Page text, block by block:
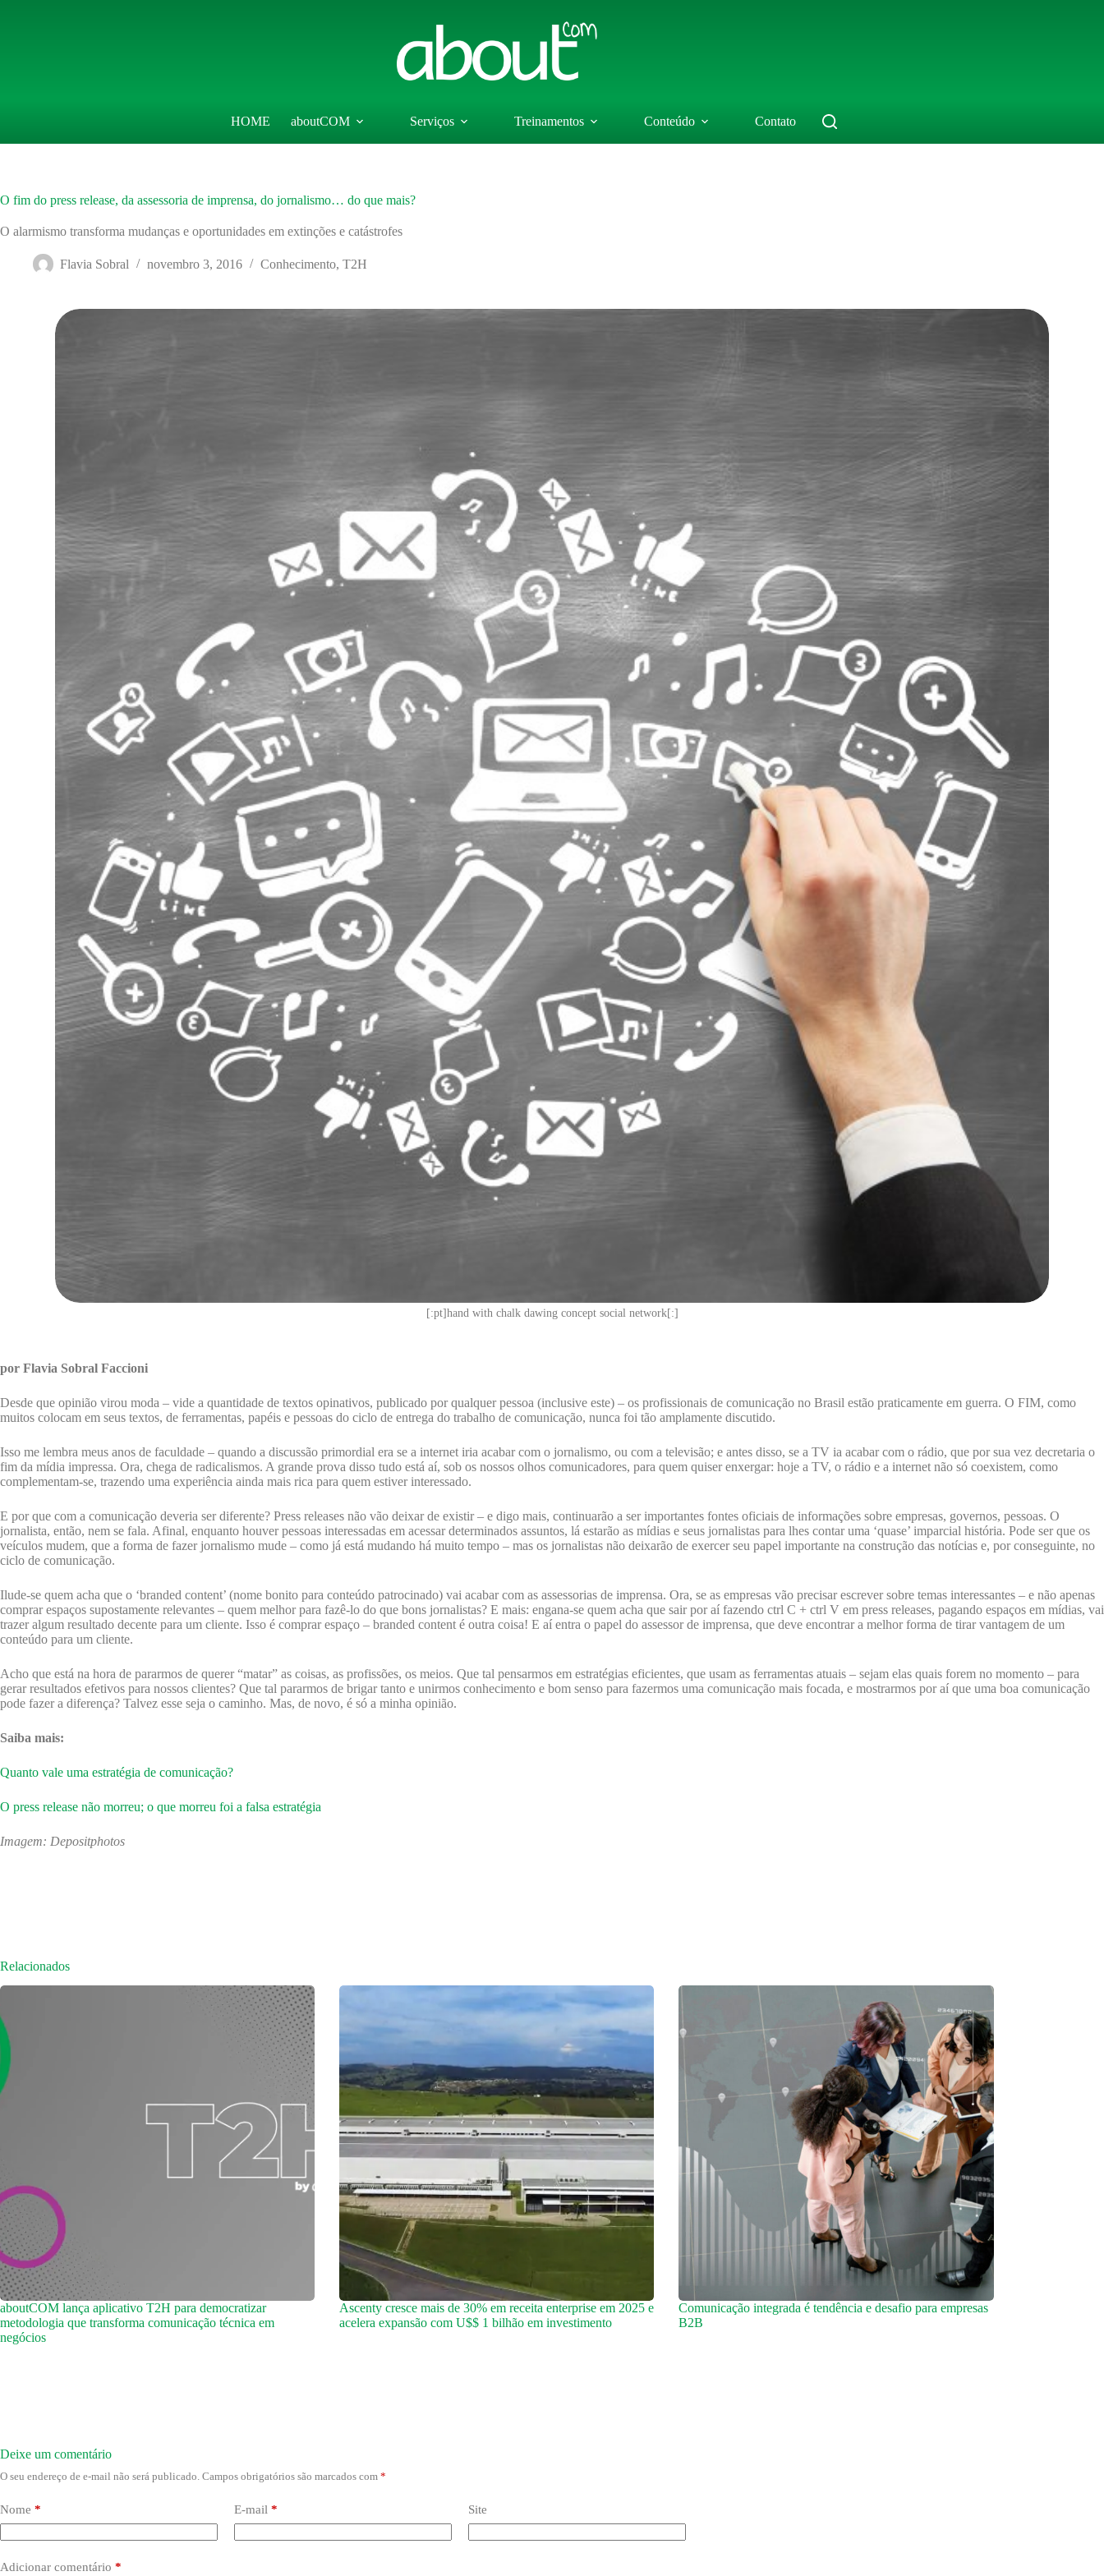
HOME aboutCOM Serviços Treinamentos Conteúdo Contato
O fim do press release, da assessoria de imprensa, do jornalismo… do que mais?
O alarmismo transforma mudanças e oportunidades em extinções e catástrofes
Flavia Sobral novembro 3, 2016 Conhecimento, T2H
[:pt]hand with chalk dawing concept social network[:]
por Flavia Sobral Faccioni
Desde que opinião virou moda – vide a quantidade de textos opinativos, publicado por qualquer pessoa (inclusive este) – os profissionais de comunicação no Brasil estão praticamente em guerra. O FIM, como
muitos colocam em seus textos, de ferramentas, papéis e pessoas do ciclo de entrega do trabalho de comunicação, nunca foi tão amplamente discutido.
Isso me lembra meus anos de faculdade – quando a discussão primordial era se a internet iria acabar com o jornalismo, ou com a televisão; e antes disso, se a TV ia acabar com o rádio, que por sua vez decretaria o
fim da mídia impressa. Ora, chega de radicalismos. A grande prova disso tudo está aí, sob os nossos olhos comunicadores, para quem quiser enxergar: hoje a TV, o rádio e a internet não só coexistem, como
complementam-se, trazendo uma experiência ainda mais rica para quem estiver interessado.
E por que com a comunicação deveria ser diferente? Press releases não vão deixar de existir – e digo mais, continuarão a ser importantes fontes oficiais de informações sobre empresas, governos, pessoas. O
jornalista, então, nem se fala. Afinal, enquanto houver pessoas interessadas em acessar determinados assuntos, lá estarão as mídias e seus jornalistas para lhes contar uma ‘quase’ imparcial história. Pode ser que os
veículos mudem, que a forma de fazer jornalismo mude – como já está mudando há muito tempo – mas os jornalistas não deixarão de exercer seu papel importante na construção das notícias e, por conseguinte, no
ciclo de comunicação.
Ilude-se quem acha que o ‘branded content’ (nome bonito para conteúdo patrocinado) vai acabar com as assessorias de imprensa. Ora, se as empresas vão precisar escrever sobre temas interessantes – e não apenas
comprar espaços supostamente relevantes – quem melhor para fazê-lo do que bons jornalistas? E mais: engana-se quem acha que sair por aí fazendo ctrl C + ctrl V em press releases, pagando espaços em mídias, vai
trazer algum resultado decente para um cliente. Isso é comprar espaço – branded content é outra coisa! E aí entra o papel do assessor de imprensa, que deve encontrar a melhor forma de tirar vantagem de um
conteúdo para um cliente.
Acho que está na hora de pararmos de querer “matar” as coisas, as profissões, os meios. Que tal pensarmos em estratégias eficientes, que usam as ferramentas atuais – sejam elas quais forem no momento – para
gerar resultados efetivos para nossos clientes? Que tal pararmos de brigar tanto e unirmos conhecimento e bom senso para fazermos uma comunicação mais focada, e mostrarmos por aí que uma boa comunicação
pode fazer a diferença? Talvez esse seja o caminho. Mas, de novo, é só a minha opinião.
Saiba mais:
Quanto vale uma estratégia de comunicação?
O press release não morreu; o que morreu foi a falsa estratégia
Imagem: Depositphotos
Relacionados
aboutCOM lança aplicativo T2H para democratizar
metodologia que transforma comunicação técnica em
negócios
Ascenty cresce mais de 30% em receita enterprise em 2025 e
acelera expansão com U$$ 1 bilhão em investimento
Comunicação integrada é tendência e desafio para empresas
B2B
Deixe um comentário
O seu endereço de e-mail não será publicado. Campos obrigatórios são marcados com *
Nome * E-mail * Site
Adicionar comentário *